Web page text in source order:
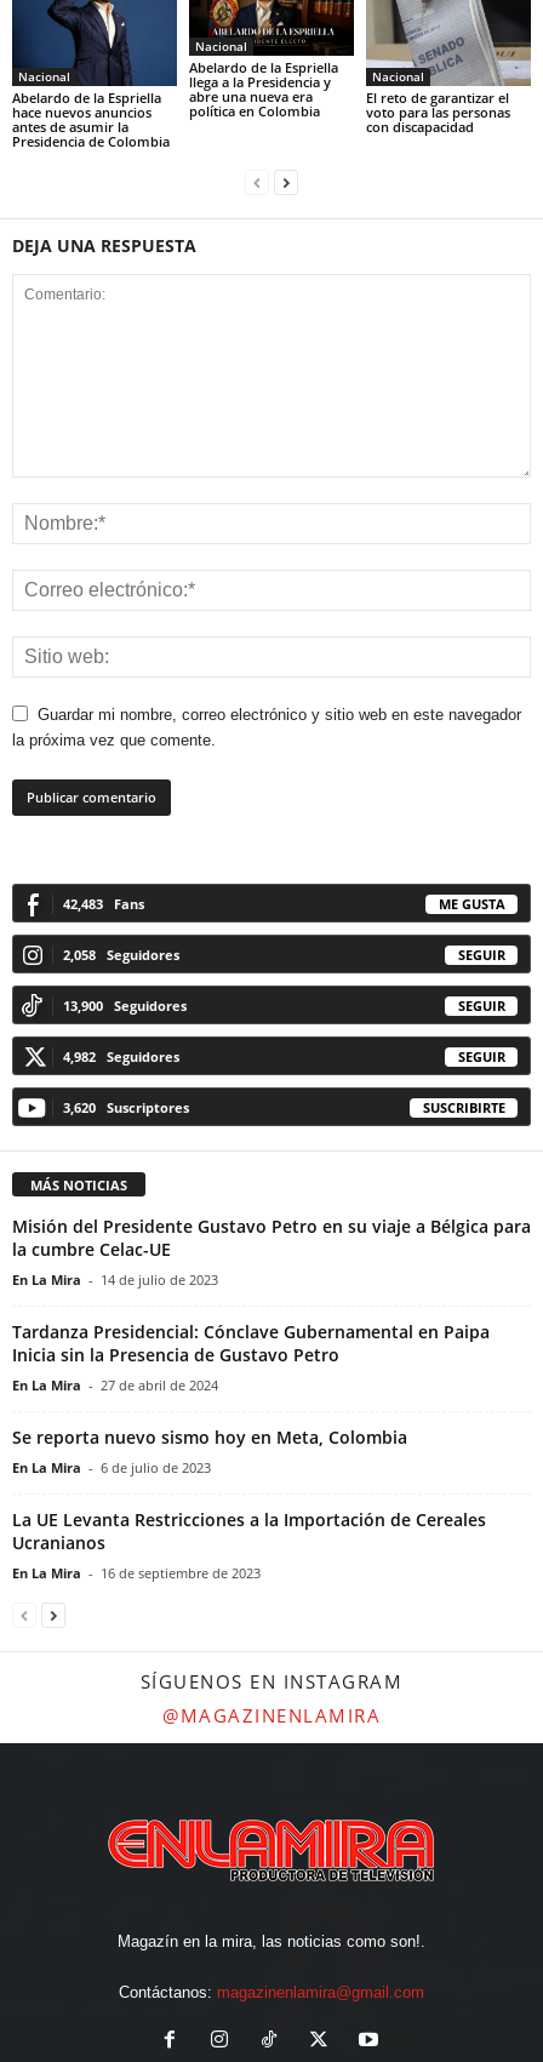
Nacional
Abelardo de la Espriella
hace nuevos anuncios
antes de asumir la
Presidencia de Colombia
Nacional
Abelardo de la Espriella
llega a la Presidencia y
abre una nueva era
política en Colombia
Nacional
El reto de garantizar el
voto para las personas
con discapacidad
DEJA UNA RESPUESTA
Guardar mi nombre, correo electrónico y sitio web en este navegador
la próxima vez que comente.
42,483 Fans ME GUSTA
2,058 Seguidores SEGUIR
13,900 Seguidores SEGUIR
4,982 Seguidores SEGUIR
3,620 Suscriptores SUSCRIBIRTE
MÁS NOTICIAS
Misión del Presidente Gustavo Petro en su viaje a Bélgica para
la cumbre Celac-UE
En La Mira - 14 de julio de 2023
Tardanza Presidencial: Cónclave Gubernamental en Paipa
Inicia sin la Presencia de Gustavo Petro
En La Mira - 27 de abril de 2024
Se reporta nuevo sismo hoy en Meta, Colombia
En La Mira - 6 de julio de 2023
La UE Levanta Restricciones a la Importación de Cereales
Ucranianos
En La Mira - 16 de septiembre de 2023
SÍGUENOS EN INSTAGRAM
@MAGAZINENLAMIRA
Magazín en la mira, las noticias como son!.
Contáctanos: magazinenlamira@gmail.com